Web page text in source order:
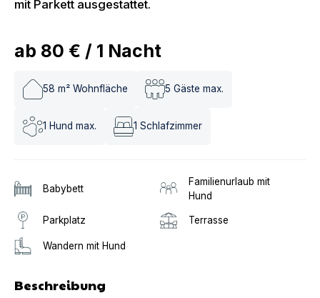
mit Parkett ausgestattet.
ab 80 € / 1 Nacht
58 m² Wohnfläche 5 Gäste max.
1 Hund max. 1 Schlafzimmer
Babybett
Familienurlaub mit
Hund
Parkplatz Terrasse
Wandern mit Hund
Beschreibung